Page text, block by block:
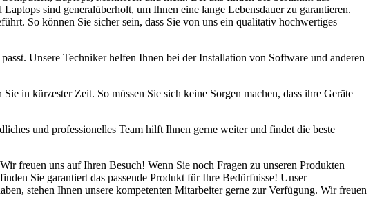
sind generalüberholt, um Ihnen eine lange Lebensdauer zu garantieren.
So können Sie sicher sein, dass Sie von uns ein qualitativ hochwertiges
Unsere Techniker helfen Ihnen bei der Installation von Software und anderen
in kürzester Zeit. So müssen Sie sich keine Sorgen machen, dass ihre Geräte
und professionelles Team hilft Ihnen gerne weiter und findet die beste
freuen uns auf Ihren Besuch! Wenn Sie noch Fragen zu unseren Produkten
Sie garantiert das passende Produkt für Ihre Bedürfnisse! Unser
stehen Ihnen unsere kompetenten Mitarbeiter gerne zur Verfügung. Wir freuen